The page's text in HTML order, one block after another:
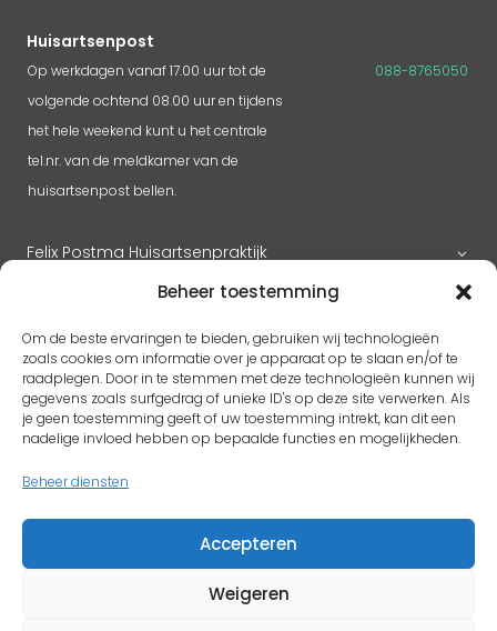
Beheer toestemming
Om de beste ervaringen te bieden, gebruiken wij technologieën
zoals cookies om informatie over je apparaat op te slaan en/of te
raadplegen. Door in te stemmen met deze technologieën kunnen wij
gegevens zoals surfgedrag of unieke ID's op deze site verwerken. Als
je geen toestemming geeft of uw toestemming intrekt, kan dit een
nadelige invloed hebben op bepaalde functies en mogelijkheden.
Beheer diensten
Accepteren
Weigeren
Huisartsenpost
Op werkdagen vanaf 17.00 uur tot de
volgende ochtend 08.00 uur en tijdens
het hele weekend kunt u het centrale
tel.nr. van de meldkamer van de
huisartsenpost bellen.
088-8765050
Felix Postma Huisartsenpraktijk
RK H. Benedictus
Adres
5397 EX Lith
pastoorlith@icloud.com
Protestantse kerk Gem. Lith en Oijen